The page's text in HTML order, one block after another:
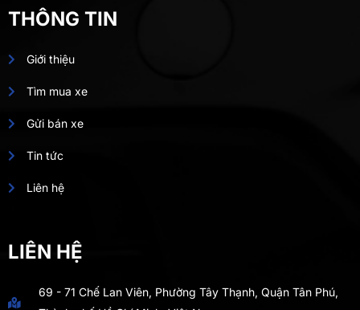
THÔNG TIN
Giới thiệu
Tìm mua xe
Gửi bán xe
Tin tức
Liên hệ
LIÊN HỆ
69 - 71 Chế Lan Viên, Phường Tây Thạnh, Quận Tân Phú,